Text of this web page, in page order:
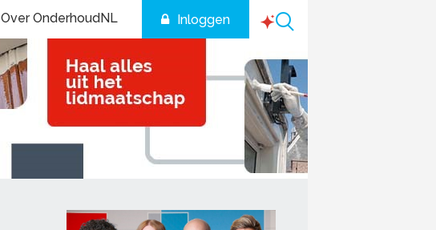
Inloggen
Over OnderhoudNL